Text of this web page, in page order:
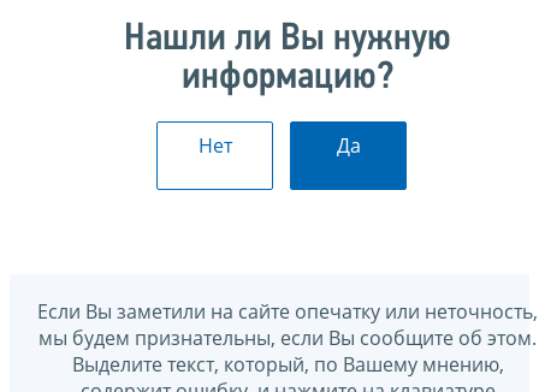
Нашли ли Вы нужную
информацию?
Нет Да
Если Вы заметили на сайте опечатку или неточность,
мы будем признательны, если Вы сообщите об этом.
Выделите текст, который, по Вашему мнению,